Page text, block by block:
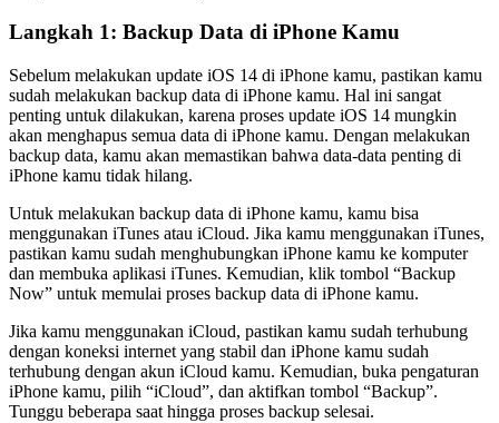
Langkah 1: Backup Data di iPhone Kamu
Sebelum melakukan update iOS 14 di iPhone kamu, pastikan kamu
sudah melakukan backup data di iPhone kamu. Hal ini sangat
penting untuk dilakukan, karena proses update iOS 14 mungkin
akan menghapus semua data di iPhone kamu. Dengan melakukan
backup data, kamu akan memastikan bahwa data-data penting di
iPhone kamu tidak hilang.
Untuk melakukan backup data di iPhone kamu, kamu bisa
menggunakan iTunes atau iCloud. Jika kamu menggunakan iTunes,
pastikan kamu sudah menghubungkan iPhone kamu ke komputer
dan membuka aplikasi iTunes. Kemudian, klik tombol “Backup
Now” untuk memulai proses backup data di iPhone kamu.
Jika kamu menggunakan iCloud, pastikan kamu sudah terhubung
dengan koneksi internet yang stabil dan iPhone kamu sudah
terhubung dengan akun iCloud kamu. Kemudian, buka pengaturan
iPhone kamu, pilih “iCloud”, dan aktifkan tombol “Backup”.
Tunggu beberapa saat hingga proses backup selesai.